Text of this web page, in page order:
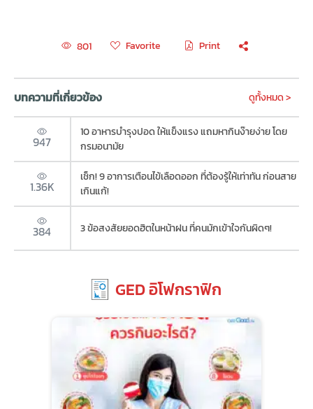
801 Favorite Print
บทความที่เกี่ยวข้อง ดูทั้งหมด >
947
10 อาหารบำรุงปอด ให้แข็งแรง แถมหากินง๊ายง่าย โดย
กรมอนามัย
1.36K
เช็ก! 9 อาการเตือนไข้เลือดออก ที่ต้องรู้ให้เท่าทัน ก่อนสาย
เกินแก้!
384 3 ข้อสงสัยยอดฮิตในหน้าฝน ที่คนมักเข้าใจกันผิดๆ!
GED อิโฟกราฟิก